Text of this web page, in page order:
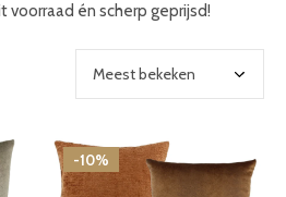
voorraad én scherp geprijsd!
-10%